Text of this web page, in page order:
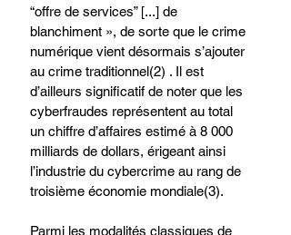
“offre de services” [...] de
blanchiment », de sorte que le crime
numérique vient désormais s’ajouter
au crime traditionnel(2) . Il est
d’ailleurs significatif de noter que les
cyberfraudes représentent au total
un chiffre d’affaires estimé à 8 000
milliards de dollars, érigeant ainsi
l’industrie du cybercrime au rang de
troisième économie mondiale(3).
Parmi les modalités classiques de